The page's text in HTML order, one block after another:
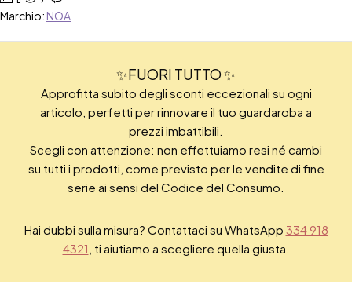
Marchio: NOA
✨FUORI TUTTO ✨
Approfitta subito degli sconti eccezionali su ogni
articolo, perfetti per rinnovare il tuo guardaroba a
prezzi imbattibili.
Scegli con attenzione: non effettuiamo resi né cambi
su tutti i prodotti, come previsto per le vendite di fine
serie ai sensi del Codice del Consumo.
Hai dubbi sulla misura? Contattaci su WhatsApp 334 918
4321 , ti aiutiamo a scegliere quella giusta.